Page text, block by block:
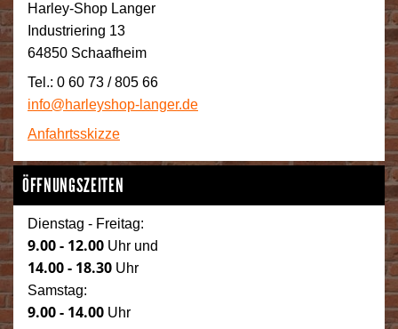
Harley-Shop Langer
Industriering 13
64850 Schaafheim
Tel.: 0 60 73 / 805 66
info@harleyshop-langer.de
Anfahrtsskizze
ÖFFNUNGSZEITEN
Dienstag - Freitag:
9.00 - 12.00 Uhr und
14.00 - 18.30 Uhr
Samstag:
9.00 - 14.00 Uhr